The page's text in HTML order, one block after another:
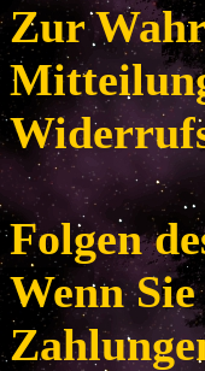
Zur
Folgen
Wenn